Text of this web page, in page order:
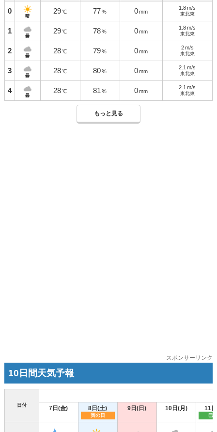
0
晴
29 ℃ 77 % 0 mm
1.8 m/s
東北東
1
曇
29 ℃ 78 % 0 mm
1.8 m/s
東北東
2
曇
28 ℃ 79 % 0 mm
2m/s
東北東
3
曇
28 ℃ 80 % 0 mm
2.1 m/s
東北東
4
曇
28 ℃ 81 % 0 mm
2.1 m/s
東北東
もっと見る
スポンサーリンク
10日間天気予報
日付 7日(金) 8日(土)
寅の日
9日(日) 10日(月) 11
巳